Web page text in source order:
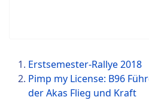
Erstsemester-Rallye 2018
Pimp my License: B96
der Akas Flieg und Kraft